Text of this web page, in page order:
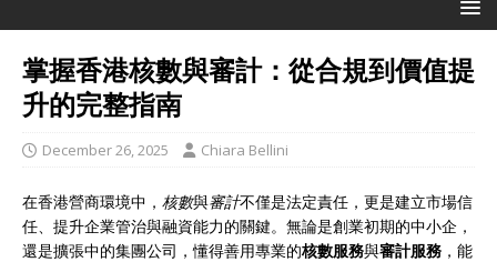
掌握香港核數與審計：從合規到價值提
升的完整指南
December 26, 2025 Chiara Bellini
在香港營商環境中， 核數與審計不僅是法定責任，更是建立市場信
任、提升企業管治與融資能力的關鍵。無論是創業初期的中小企，
還是擴張中的集團公司，懂得善用專業的核數服務與審計服務 ，能